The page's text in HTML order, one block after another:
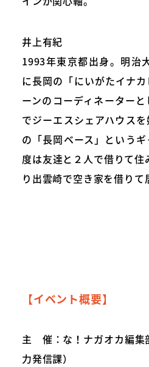
井上有紀
1993年東京都出身。明治
に長岡の「にいがたイナ
ーンのコーディネーター
でジーエスシェアハウス
の「長岡ベース」という
度は友達と２人で借りて
り出雲崎で空き家を借りて
【イベント概要】
主 催：な！ナガオカ編集
力発信課）